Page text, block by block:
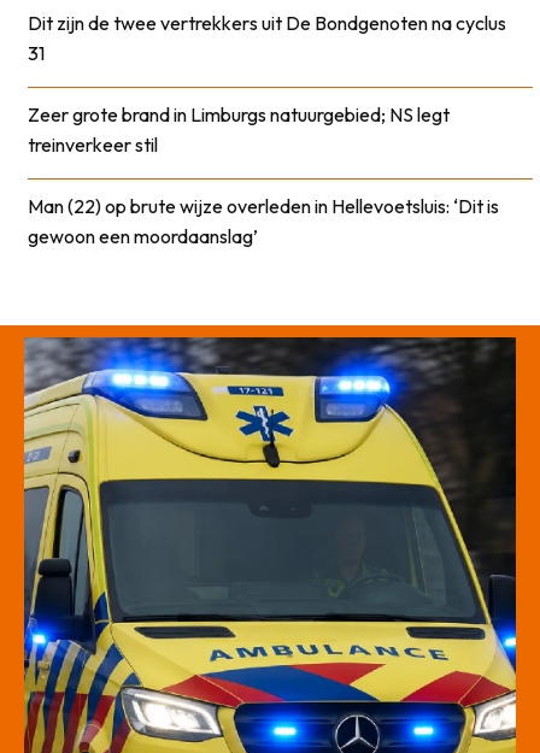
Dit zijn de twee vertrekkers uit De Bondgenoten na cyclus
31
Zeer grote brand in Limburgs natuurgebied; NS legt
treinverkeer stil
Man (22) op brute wijze overleden in Hellevoetsluis: ‘Dit is
gewoon een moordaanslag’